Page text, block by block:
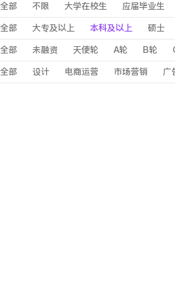
全部 不限 大学在校生 应届毕业生
全部 大专及以上 本科及以上 硕士
全部 未融资 天使轮 A轮 B轮
全部 设计 电商运营 市场营销 广